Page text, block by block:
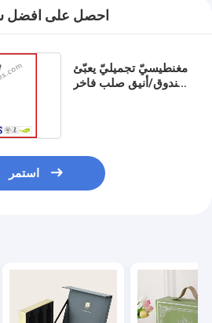
احصل على افضل
مغنطيسيّ تجميليّ يعبّئ
صندوق/أنيق صلب فاخر
استمر